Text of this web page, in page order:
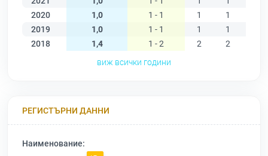
2020
1,0 1 - 1 1 1
2019
1,0 1 - 1 1 1
2018
1,4 1 - 2 2 2
виж всички години
РЕГИСТЪРНИ ДАННИ
Наименование: